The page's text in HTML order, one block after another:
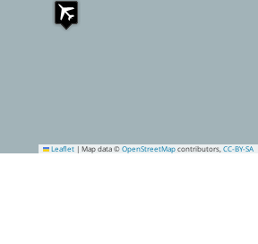
Leaflet | Map data © OpenStreetMap contributors, CC-BY-SA